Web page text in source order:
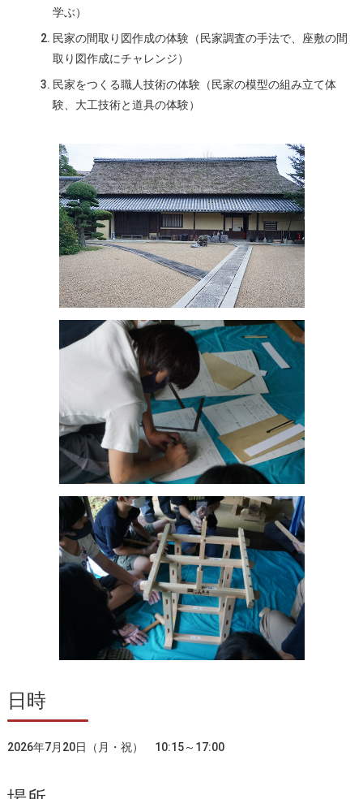
学ぶ）
民家の間取り図作成の体験（民家調査の手法で、座敷の間
取り図作成にチャレンジ）
民家をつくる職人技術の体験（民家の模型の組み立て体
験、大工技術と道具の体験）
日時
2026年7月20日（月・祝） 10:15～17:00